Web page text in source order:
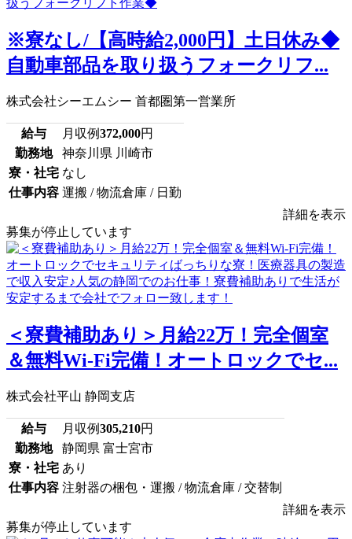
※寮なし/【高時給2,000円】土日休み◆
自動車部品を取り扱うフォークリフ...
株式会社シーエムシー 首都圏第一営業所
給与 月収例372,000円
勤務地
神奈川県 川崎市
寮・社宅 なし
仕事内容 運搬 / 物流倉庫 / 日勤
詳細を表示
募集が停止しています
＜寮費補助あり＞月給22万！完全個室
＆無料Wi-Fi完備！オートロックでセ...
株式会社平山 静岡支店
給与 月収例305,210円
勤務地
静岡県 富士宮市
寮・社宅 あり
仕事内容 注射器の梱包・運搬 / 物流倉庫 / 交替制
詳細を表示
募集が停止しています